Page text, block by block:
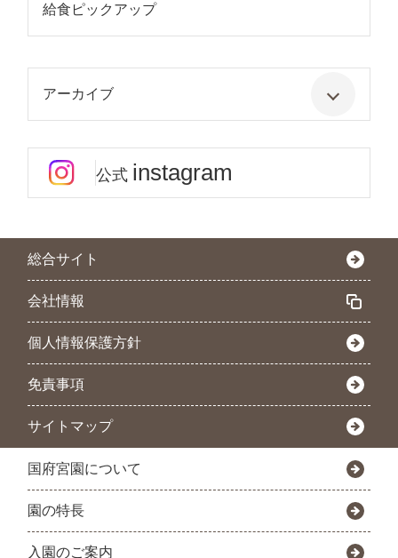
給食ピックアップ
アーカイブ
公式 instagram
総合サイト
会社情報
個人情報保護方針
免責事項
サイトマップ
国府宮園について
園の特長
入園のご案内